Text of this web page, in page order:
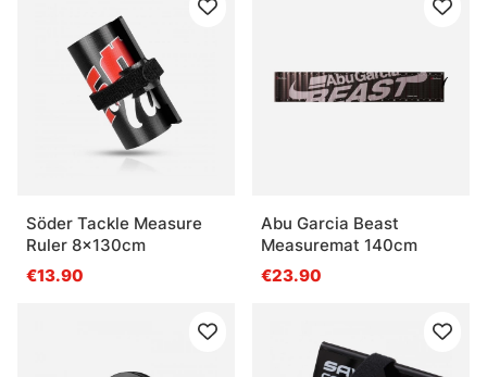
Söder Tackle Measure
Ruler 8x130cm
€13.90
Abu Garcia Beast
Measuremat 140cm
€23.90